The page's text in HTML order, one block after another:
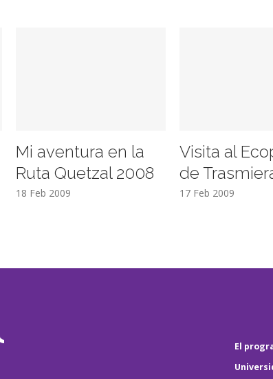
Mi aventura en la
Ruta Quetzal 2008
18 Feb 2009
Visita al
de
17 Feb 2009
El